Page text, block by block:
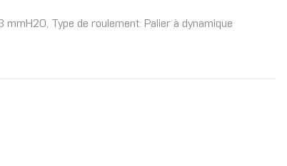
Type de roulement: Palier à dynamique